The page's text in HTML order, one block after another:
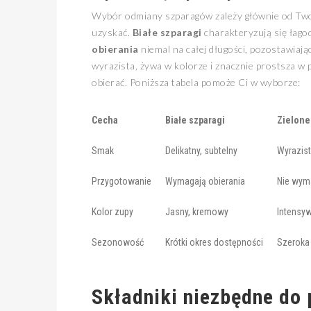
Wybór odmiany szparagów zależy głównie od
uzyskać. Białe szparagi charakteryzują się
obierania niemal na całej długości,
wyrazista, żywa w kolorze i znacznie prostsza w
obierać. Poniższa tabela pomoże Ci w wyborze:
Cecha Białe szparagi
Smak Delikatny, subtelny
Przygotowanie Wymagają obierania Nie
Kolor zupy Jasny, kremowy
Sezonowość Krótki okres dostępności
Składniki niezbędne